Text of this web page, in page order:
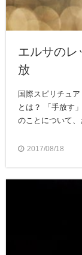
エルサのレ
放
国際スピリチュ
とは？ 「手放す
のことについて
2017/08/18